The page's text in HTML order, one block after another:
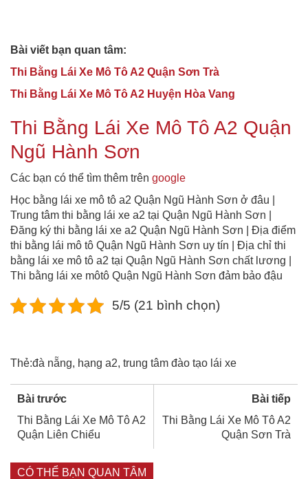
Bài viết bạn quan tâm:
Thi Bằng Lái Xe Mô Tô A2 Quận Sơn Trà
Thi Bằng Lái Xe Mô Tô A2 Huyện Hòa Vang
Thi Bằng Lái Xe Mô Tô A2 Quận
Ngũ Hành Sơn
Các bạn có thể tìm thêm trên google
Học bằng lái xe mô tô a2 Quận Ngũ Hành Sơn ở đâu |
Trung tâm thi bằng lái xe a2 tại Quận Ngũ Hành Sơn |
Đăng ký thi bằng lái xe a2 Quận Ngũ Hành Sơn | Địa điểm
thi bằng lái mô tô Quận Ngũ Hành Sơn uy tín | Địa chỉ thi
bằng lái xe mô tô a2 tại Quận Ngũ Hành Sơn chất lương |
Thi bằng lái xe môtô Quận Ngũ Hành Sơn đảm bảo đậu
5/5 (21 bình chọn)
Thẻ:đà nẵng, hạng a2, trung tâm đào tạo lái xe
Bài trước
Thi Bằng Lái Xe Mô Tô A2
Quận Liên Chiểu
Bài tiếp
Thi Bằng Lái Xe Mô Tô A2
Quận Sơn Trà
CÓ THỂ BẠN QUAN TÂM